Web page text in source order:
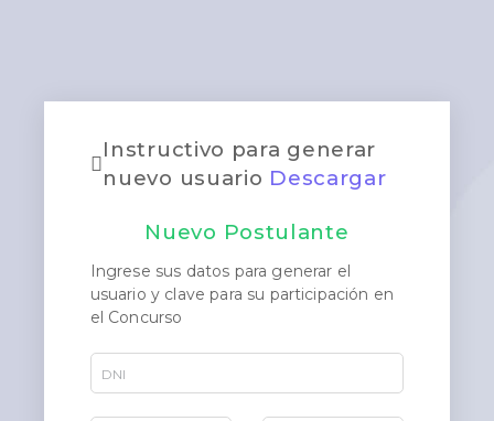
Instructivo para generar
nuevo usuario Descargar
Nuevo Postulante
Ingrese sus datos para generar el
usuario y clave para su participación en
el Concurso